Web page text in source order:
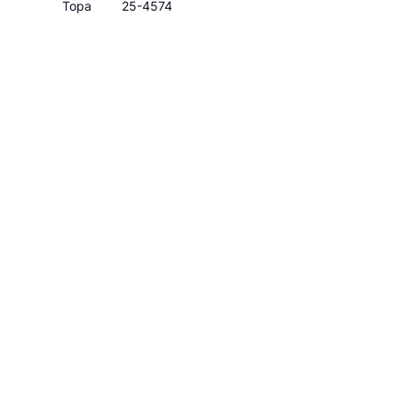
Topa
25-4574